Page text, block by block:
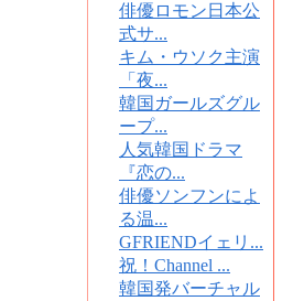
俳優ロモン日本公
式サ...
キム・ウソク主演
「夜...
韓国ガールズグル
ープ...
人気韓国ドラマ
『恋の...
俳優ソンフンによ
る温...
GFRIENDイェリ...
祝！Channel ...
韓国発バーチャル